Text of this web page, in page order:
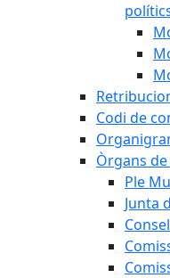
Codi de
Òrgans
Ple
Junta